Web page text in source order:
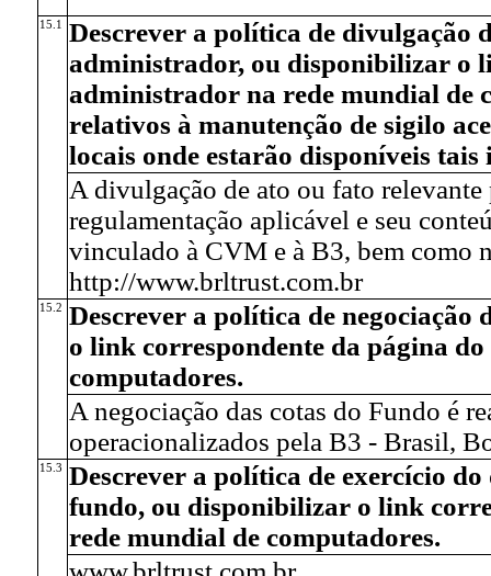
15.1
Descrever a política de divulgação
administrador, ou disponibilizar o
administrador na rede mundial de
relativos à manutenção de sigilo
locais onde estarão disponíveis
A divulgação de ato ou fato
regulamentação aplicável e seu
vinculado à CVM e à B3, bem como
http://www.brltrust.com.br
15.2 Descrever a política de negociação
o link correspondente da página
computadores.
A negociação das cotas do Fundo é
operacionalizados pela B3 - Brasil,
15.3 Descrever a política de exercício
fundo, ou disponibilizar o link
rede mundial de computadores.